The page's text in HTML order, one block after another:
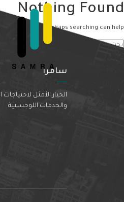
Nothing Found
looking for. Perhaps searching can help.
سامرا
الخيار الأمثل
والخدمات اللوجستية